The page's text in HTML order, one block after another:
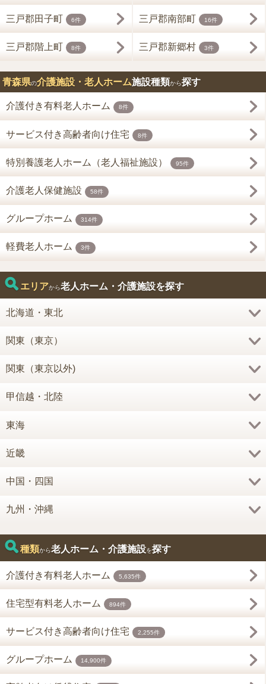
三戸郡田子町 6件 三戸郡南部町 16件
三戸郡階上町 8件 三戸郡新郷村 3件
青森県の介護施設・老人ホーム施設種類から探す
介護付き有料老人ホーム 8件
サービス付き高齢者向け住宅 8件
特別養護老人ホーム（老人福祉施設） 95件
介護老人保健施設 58件
グループホーム 314件
軽費老人ホーム 3件
エリアから老人ホーム・介護施設を探す
北海道・東北
関東（東京）
関東（東京以外)
甲信越・北陸
東海
近畿
中国・四国
九州・沖縄
種類から老人ホーム・介護施設を探す
介護付き有料老人ホーム 5,635件
住宅型有料老人ホーム 894件
サービス付き高齢者向け住宅 2,255件
グループホーム 14,900件